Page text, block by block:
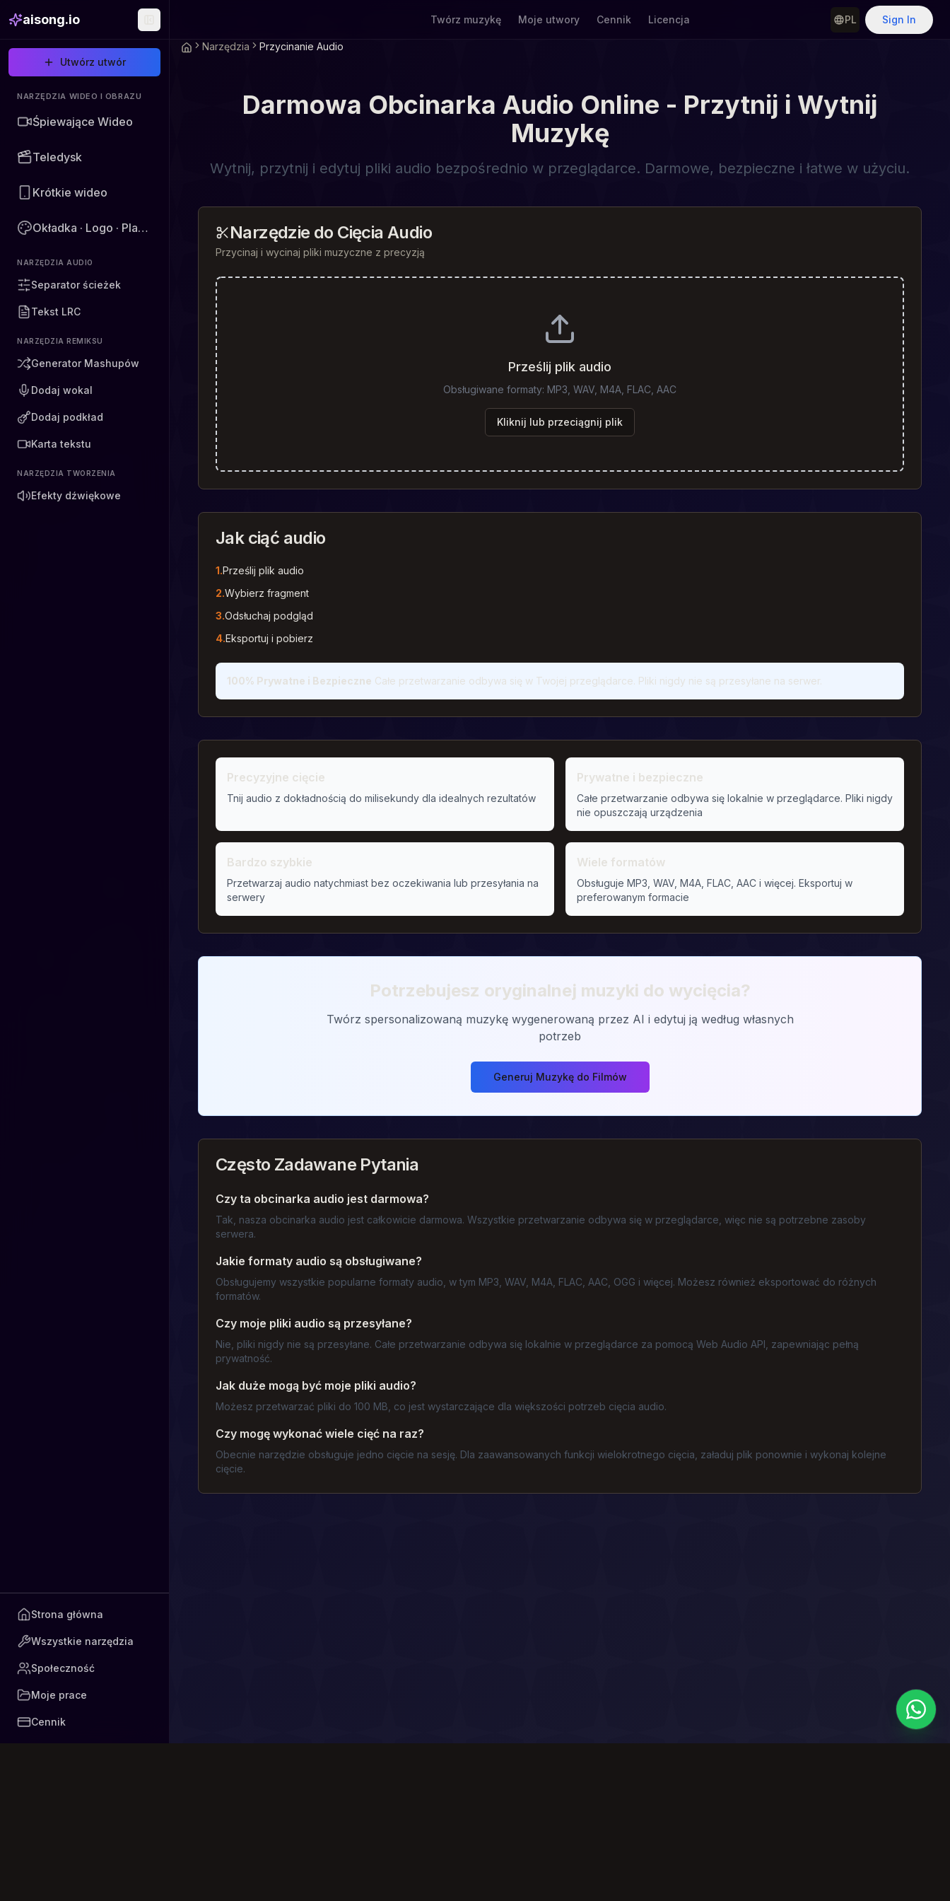
aisong.io
Utwórz utwór
NARZĘDZIA WIDEO I OBRAZU
Śpiewające Wideo
Teledysk
Krótkie wideo
Okładka · Logo · Plakat · Obraz
NARZĘDZIA AUDIO
Separator ścieżek
Tekst LRC
NARZĘDZIA REMIKSU
Generator Mashupów
Dodaj wokal
Dodaj podkład
Karta tekstu
NARZĘDZIA TWORZENIA
Efekty dźwiękowe
Strona główna
Wszystkie narzędzia
Społeczność
Moje prace
Cennik
Twórz muzykę Moje utwory Cennik Licencja PL Sign In
Narzędzia Przycinanie Audio
Darmowa Obcinarka Audio Online - Przytnij i Wytnij
Muzykę
Wytnij, przytnij i edytuj pliki audio bezpośrednio w przeglądarce. Darmowe, bezpieczne i łatwe w użyciu.
Narzędzie do Cięcia Audio
Przycinaj i wycinaj pliki muzyczne z precyzją
Prześlij plik audio
Obsługiwane formaty: MP3, WAV, M4A, FLAC, AAC
Kliknij lub przeciągnij plik
Jak ciąć audio
1.Prześlij plik audio
2.Wybierz fragment
3.Odsłuchaj podgląd
4.Eksportuj i pobierz
100% Prywatne i Bezpieczne Całe przetwarzanie odbywa się w Twojej przeglądarce. Pliki nigdy nie są przesyłane na serwer.
Precyzyjne cięcie
Tnij audio z dokładnością do milisekundy dla idealnych rezultatów
Prywatne i bezpieczne
Całe przetwarzanie odbywa się lokalnie w przeglądarce. Pliki nigdy
nie opuszczają urządzenia
Bardzo szybkie
Przetwarzaj audio natychmiast bez oczekiwania lub przesyłania na
serwery
Wiele formatów
Obsługuje MP3, WAV, M4A, FLAC, AAC i więcej. Eksportuj w
preferowanym formacie
Potrzebujesz oryginalnej muzyki do wycięcia?
Twórz spersonalizowaną muzykę wygenerowaną przez AI i edytuj ją według własnych
potrzeb
Generuj Muzykę do Filmów
Często Zadawane Pytania
Czy ta obcinarka audio jest darmowa?
Tak, nasza obcinarka audio jest całkowicie darmowa. Wszystkie przetwarzanie odbywa się w przeglądarce, więc nie są potrzebne zasoby
serwera.
Jakie formaty audio są obsługiwane?
Obsługujemy wszystkie popularne formaty audio, w tym MP3, WAV, M4A, FLAC, AAC, OGG i więcej. Możesz również eksportować do różnych
formatów.
Czy moje pliki audio są przesyłane?
Nie, pliki nigdy nie są przesyłane. Całe przetwarzanie odbywa się lokalnie w przeglądarce za pomocą Web Audio API, zapewniając pełną
prywatność.
Jak duże mogą być moje pliki audio?
Możesz przetwarzać pliki do 100 MB, co jest wystarczające dla większości potrzeb cięcia audio.
Czy mogę wykonać wiele cięć na raz?
Obecnie narzędzie obsługuje jedno cięcie na sesję. Dla zaawansowanych funkcji wielokrotnego cięcia, załaduj plik ponownie i wykonaj kolejne
cięcie.